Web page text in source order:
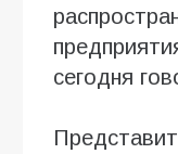
сегодня